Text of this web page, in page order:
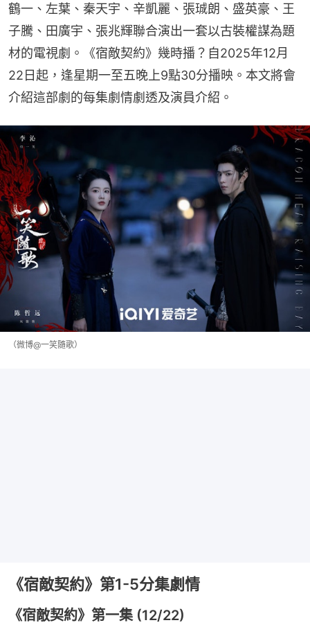
鶴一、左葉、秦天宇、辛凱麗、張珹朗、盛英豪、王
子騰、田廣宇、張兆輝聯合演出一套以古裝權謀為題
材的電視劇。《宿敵契約》幾時播？自2025年12月
22日起，逢星期一至五晚上9點30分播映。本文將會
介紹這部劇的每集劇情劇透及演員介紹。
（微博@一笑隨歌）
《宿敵契約》第1-5分集劇情
《宿敵契約》第一集 (12/22)